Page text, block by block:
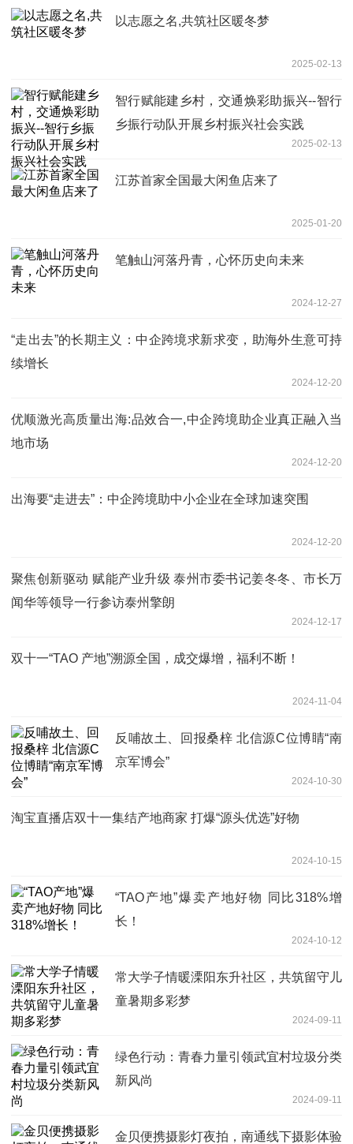
以志愿之名,共筑社区暖冬梦
2025-02-13
智行赋能建乡村，交通焕彩助振兴--智行
乡振行动队开展乡村振兴社会实践
2025-02-13
江苏首家全国最大闲鱼店来了
2025-01-20
笔触山河落丹青，心怀历史向未来
2024-12-27
“走出去”的长期主义：中企跨境求新求变，助海外生意可持
续增长
2024-12-20
优顺激光高质量出海:品效合一,中企跨境助企业真正融入当
地市场
2024-12-20
出海要“走进去”：中企跨境助中小企业在全球加速突围
2024-12-20
聚焦创新驱动 赋能产业升级 泰州市委书记姜冬冬、市长万
闻华等领导一行参访泰州擎朗
2024-12-17
双十一“TAO 产地”溯源全国，成交爆增，福利不断！
2024-11-04
反哺故土、回报桑梓 北信源C位博睛“南
京军博会”
2024-10-30
淘宝直播店双十一集结产地商家 打爆“源头优选”好物
2024-10-15
“TAO产地”爆卖产地好物 同比318%增
长！
2024-10-12
常大学子情暖溧阳东升社区，共筑留守儿
童暑期多彩梦
2024-09-11
绿色行动：青春力量引领武宜村垃圾分类
新风尚
2024-09-11
金贝便携摄影灯夜拍，南通线下摄影体验